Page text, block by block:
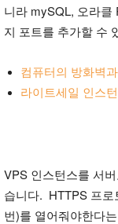
니라 mySQL, 오라클
지 포트를 추가할 수
컴퓨터의 방화벽
라이트세일 인스
VPS 인스턴스를 서
습니다. HTTPS 프로
번)를 열어줘야한다